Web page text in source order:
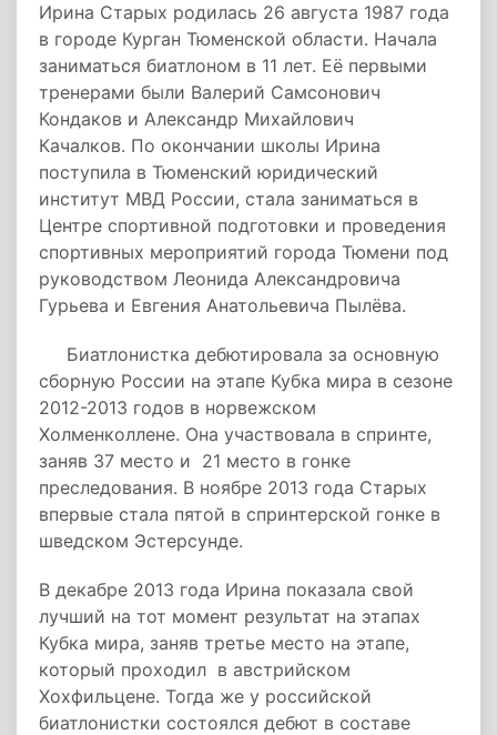
Ирина Старых родилась 26 августа 1987 года
в городе Курган Тюменской области. Начала
заниматься биатлоном в 11 лет. Её первыми
тренерами были Валерий Самсонович
Кондаков и Александр Михайлович
Качалков. По окончании школы Ирина
поступила в Тюменский юридический
институт МВД России, стала заниматься в
Центре спортивной подготовки и проведения
спортивных мероприятий города Тюмени под
руководством Леонида Александровича
Гурьева и Евгения Анатольевича Пылёва.
Биатлонистка дебютировала за основную
сборную России на этапе Кубка мира в сезоне
2012-2013 годов в норвежском
Холменколлене. Она участвовала в спринте,
заняв 37 место и 21 место в гонке
преследования. В ноябре 2013 года Старых
впервые стала пятой в спринтерской гонке в
шведском Эстерсунде.
В декабре 2013 года Ирина показала свой
лучший на тот момент результат на этапах
Кубка мира, заняв третье место на этапе,
который проходил в австрийском
Хохфильцене. Тогда же у российской
биатлонистки состоялся дебют в составе